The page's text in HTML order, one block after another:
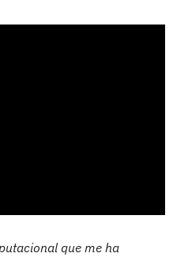
que me ha